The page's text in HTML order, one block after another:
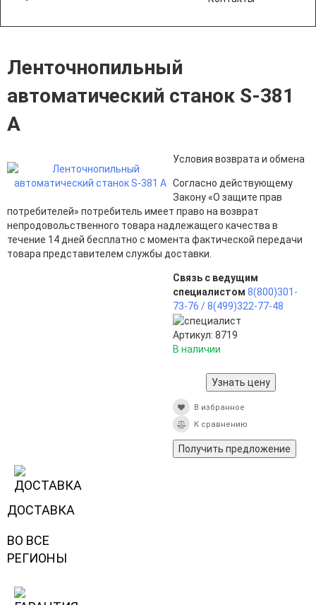
Ленточнопильный
автоматический станок S-381
А
Условия возврата и обмена
Согласно действующему
Закону «О защите прав
потребителей» потребитель имеет право на возврат
непродовольственного товара надлежащего качества в
течение 14 дней бесплатно с момента фактической передачи
товара представителем службы доставки.
Связь с ведущим
специалистом 8(800)301-
73-76 /8(499)322-77-48
Артикул: 8719
В наличии
Узнать цену
В избранное
К сравнению
Получить предложение
ДОСТАВКА
ВО ВСЕ
РЕГИОНЫ